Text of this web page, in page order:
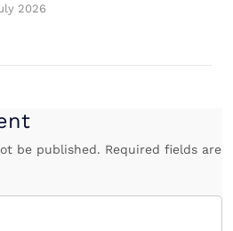
2026
be published. Required fields are